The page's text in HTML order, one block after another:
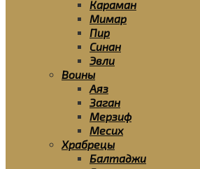
Караман
Мимар
Пир
Синан
Эвли
Воины
Аяз
Заган
Мерзиф
Месих
Храбрецы
Балтаджи